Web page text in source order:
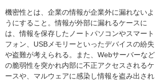
機密性とは、企業の情報が企業外に漏れないよ
うにすること。情報が外部に漏れるケースに
は、情報を保存したノートパソコンやスマート
フォン、USBメモリーといったデバイスの紛失
や盗難が考えられる。また、Webサーバーなど
の脆弱性を突かれ内部に不正アクセスされるケ
ースや、マルウェアに感染し情報を盗み出され